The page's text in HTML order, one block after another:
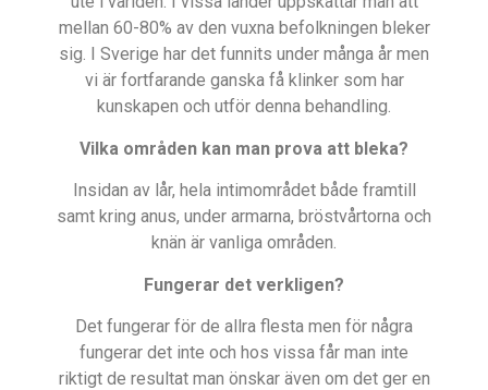
mellan 60-80% av den vuxna befolkningen bleker
sig. I Sverige har det funnits under många år men
vi är fortfarande ganska få klinker som har
kunskapen och utför denna behandling.
Vilka områden kan man prova att bleka?
Insidan av lår, hela intimområdet både framtill
samt kring anus, under armarna, bröstvårtorna och
knän är vanliga områden.
Fungerar det verkligen?
Det fungerar för de allra flesta men för några
fungerar det inte och hos vissa får man inte
riktigt de resultat man önskar även om det ger en